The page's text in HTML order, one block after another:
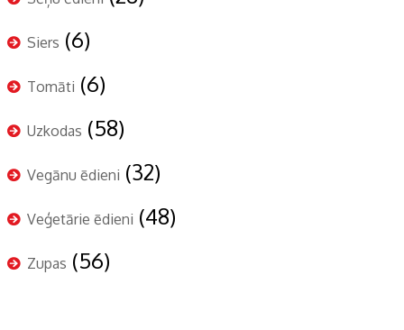
Siers (6)
Tomāti (6)
Uzkodas (58)
Vegānu ēdieni (32)
Veģetārie ēdieni (48)
Zupas (56)